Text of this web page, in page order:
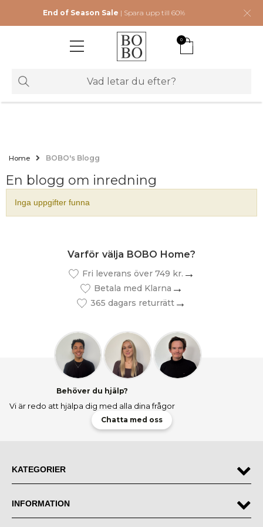
End of Season Sale | Spara upp till 60%
0
Home BOBO's Blogg
En blogg om inredning
Inga uppgifter funna
Varför välja BOBO Home?
Fri leverans över 749 kr.
Betala med Klarna
365 dagars returrätt
Behöver du hjälp?
Vi är redo att hjälpa dig med alla dina frågor
Chatta med oss
KATEGORIER
INFORMATION